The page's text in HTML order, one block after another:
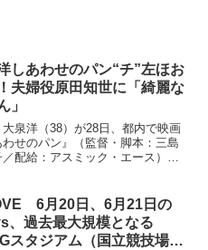
しあわせのパン“チ”左ほお
夫婦役原田知世に「綺麗な
」
泉洋（38）が28日、都内で映画
わせのパン』（監督・脚本：三島
配給：アスミック・エース）初
海道・洞爺湖のほとりの町・月
ーベルジュ式の...
6月20日、6月21日の
、過去最大規模となる
スタジアム（国立競技場）